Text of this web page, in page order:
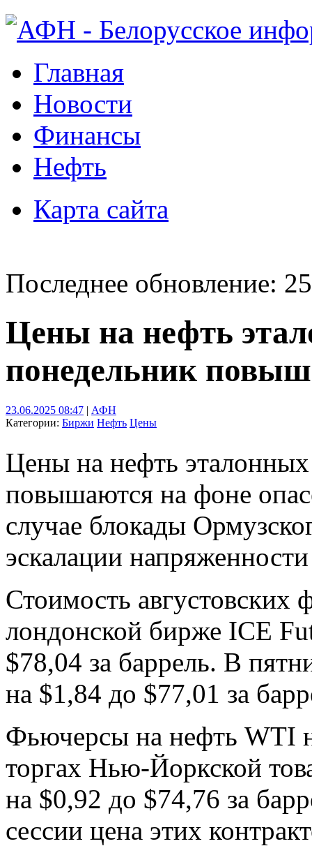
Главная
Новости
Финансы
Нефть
Карта сайта
Последнее обновление:
Цены на нефть
понедельник
23.06.2025 08:47 | АФН
Категории: Биржи Нефть Цены
Цены на нефть
повышаются на фоне
случае блокады
эскалации
Стоимость августовских
лондонской бирже ICE
$78,04 за баррель. В
на $1,84 до $77,01 за
Фьючерсы на нефть WTI
торгах Нью-Йоркской
на $0,92 до $74,76 за
сессии цена этих